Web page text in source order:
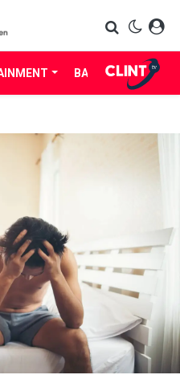
BABES LIFE